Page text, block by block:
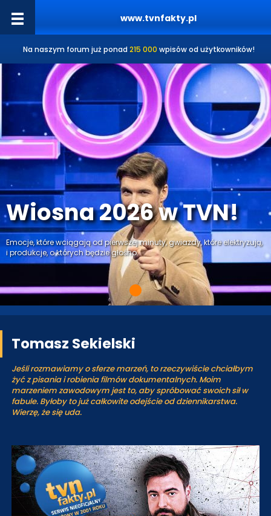
www.tvnfakty.pl
Na naszym forum już ponad 215 000 wpisów od użytkowników!
Wiosna 2026 w TVN!
Emocje, które wciągają od pierwszej minuty, gwiazdy, które elektryzują,
i produkcje, o których będzie głośno.
Tomasz Sekielski
Jeśli rozmawiamy o sferze marzeń, to rzeczywiście chciałbym
żyć z pisania i robienia filmów dokumentalnych. Moim
marzeniem zawodowym jest to, aby spróbować swoich sił w
fabule. Byłoby to już całkowite odejście od dziennikarstwa.
Wierzę, że się uda.